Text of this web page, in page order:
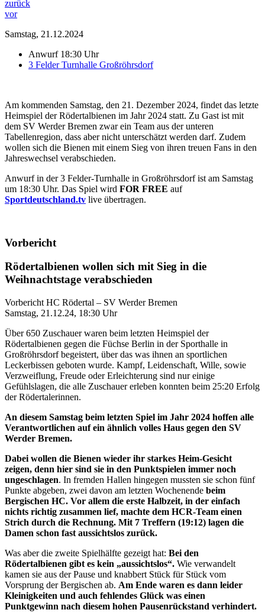
zurück
vor
Samstag, 21.12.2024
Anwurf 18:30 Uhr
3 Felder Turnhalle Großröhrsdorf
Am kommenden Samstag, den 21. Dezember 2024, findet das letzte
Heimspiel der Rödertalbienen im Jahr 2024 statt. Zu Gast ist mit
dem SV Werder Bremen zwar ein Team aus der unteren
Tabellenregion, dass aber nicht unterschätzt werden darf. Zudem
wollen sich die Bienen mit einem Sieg von ihren treuen Fans in den
Jahreswechsel verabschieden.
Anwurf in der 3 Felder-Turnhalle in Großröhrsdorf ist am Samstag
um 18:30 Uhr. Das Spiel wird FOR FREE auf
Sportdeutschland.tv live übertragen.
Vorbericht
Rödertalbienen wollen sich mit Sieg in die
Weihnachtstage verabschieden
Vorbericht HC Rödertal – SV Werder Bremen
Samstag, 21.12.24, 18:30 Uhr
Über 650 Zuschauer waren beim letzten Heimspiel der
Rödertalbienen gegen die Füchse Berlin in der Sporthalle in
Großröhrsdorf begeistert, über das was ihnen an sportlichen
Leckerbissen geboten wurde. Kampf, Leidenschaft, Wille, sowie
Verzweiflung, Freude oder Erleichterung sind nur einige
Gefühlslagen, die alle Zuschauer erleben konnten beim 25:20 Erfolg
der Rödertalerinnen.
An diesem Samstag beim letzten Spiel im Jahr 2024 hoffen alle
Verantwortlichen auf ein ähnlich volles Haus gegen den SV
Werder Bremen.
Dabei wollen die Bienen wieder ihr starkes Heim-Gesicht
zeigen, denn hier sind sie in den Punktspielen immer noch
ungeschlagen. In fremden Hallen hingegen mussten sie schon fünf
Punkte abgeben, zwei davon am letzten Wochenende beim
Bergischen HC. Vor allem die erste Halbzeit, in der einfach
nichts richtig zusammen lief, machte dem HCR-Team einen
Strich durch die Rechnung. Mit 7 Treffern (19:12) lagen die
Damen schon fast aussichtslos zurück.
Was aber die zweite Spielhälfte gezeigt hat: Bei den
Rödertalbienen gibt es kein „aussichtslos“. Wie verwandelt
kamen sie aus der Pause und knabbert Stück für Stück vom
Vorsprung der Bergischen ab. Am Ende waren es dann leider
Kleinigkeiten und auch fehlendes Glück was einen
Punktgewinn nach diesem hohen Pausenrückstand verhindert.